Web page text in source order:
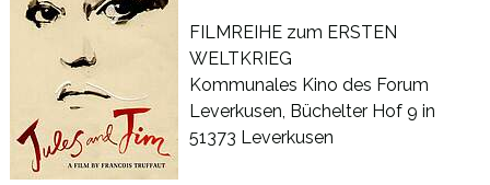
FILMREIHE zum ERSTEN
WELTKRIEG
Kommunales Kino des Forum
Leverkusen, Büchelter Hof 9 in
51373 Leverkusen